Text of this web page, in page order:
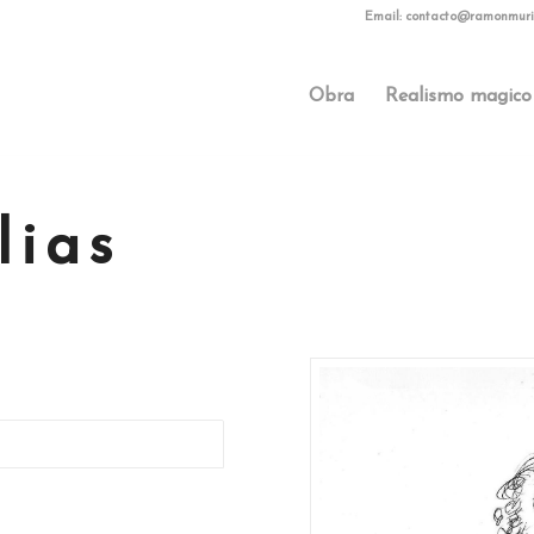
Email:
Obra Realismo magico